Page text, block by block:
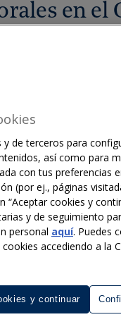
en el
de terceros para
así como para
con tus preferencias
(por ej., páginas
“Aceptar cookies y
y de seguimiento
personal aquí. Puedes
accediendo a la
y continuar